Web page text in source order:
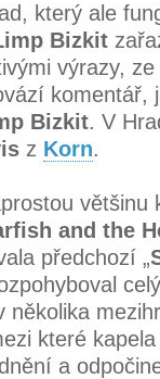
který ale
Bizkit
výrazy,
komentář,
Bizkit. V
z Korn.
většinu
and the
předchozí „
které
a